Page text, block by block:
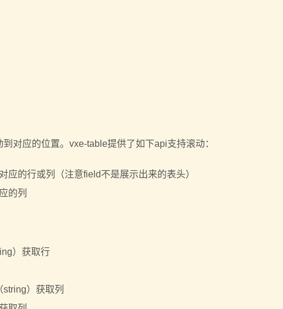
对应的位置。vxe-table提供了如下api支持滚动：
应的行或列（注意field不是展示出来的表头）
的列
）获取行
）获取列